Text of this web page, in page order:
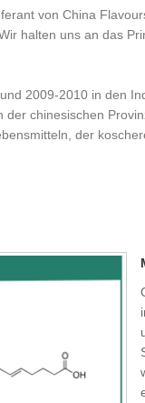
von China
halten uns an das
2009-2010 in den
chinesischen
der